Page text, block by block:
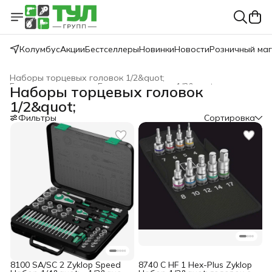
КолумбусАкцииБестселлерыНовинкиНовостиРозничный
Наборы торцевых головок 1/2&quot;
Головки торцевые 1/2&quot;
Головки торцевые
Головки торцевые, трещотки и аксессуары
WERA ›
Главная ›
Наборы торцевых головок
1/2&quot;
Фильтры Сортировка
8100 SA/SC 2 Zyklop Speed 8740 C HF 1 Hex-Plus Zyklop